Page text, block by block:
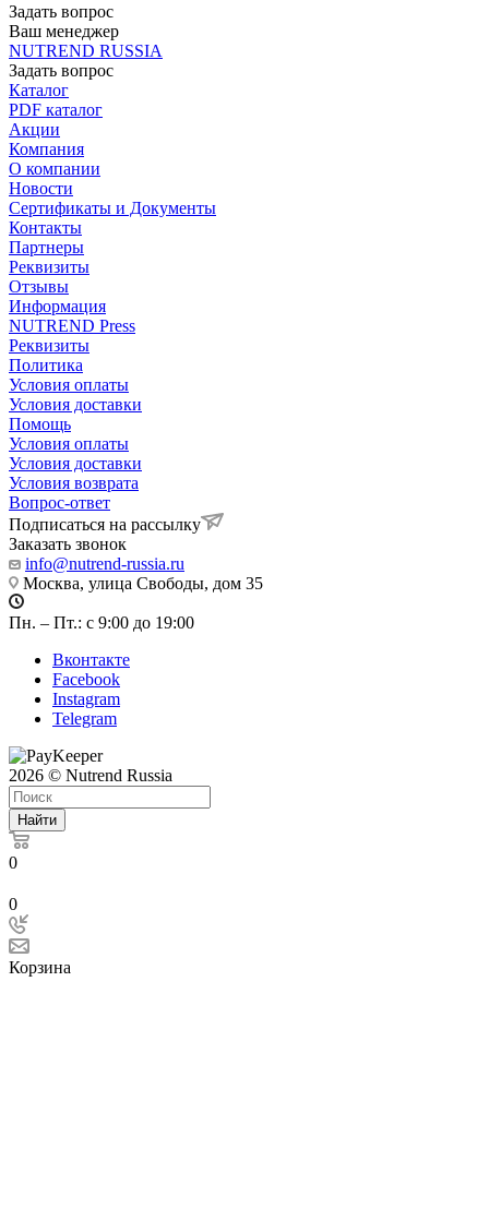
Задать вопрос
Ваш менеджер
NUTREND RUSSIA
Задать вопрос
Каталог
PDF каталог
Акции
Компания
О компании
Новости
Сертификаты и Документы
Контакты
Партнеры
Реквизиты
Отзывы
Информация
NUTREND Press
Реквизиты
Политика
Условия оплаты
Условия доставки
Помощь
Условия оплаты
Условия доставки
Условия возврата
Вопрос-ответ
Подписаться на рассылку
Заказать звонок
info@nutrend-russia.ru
Москва, улица Свободы, дом 35
Пн. – Пт.: с 9:00 до 19:00
Вконтакте
Facebook
Instagram
Telegram
2026 © Nutrend Russia
Найти
0
0
Корзина